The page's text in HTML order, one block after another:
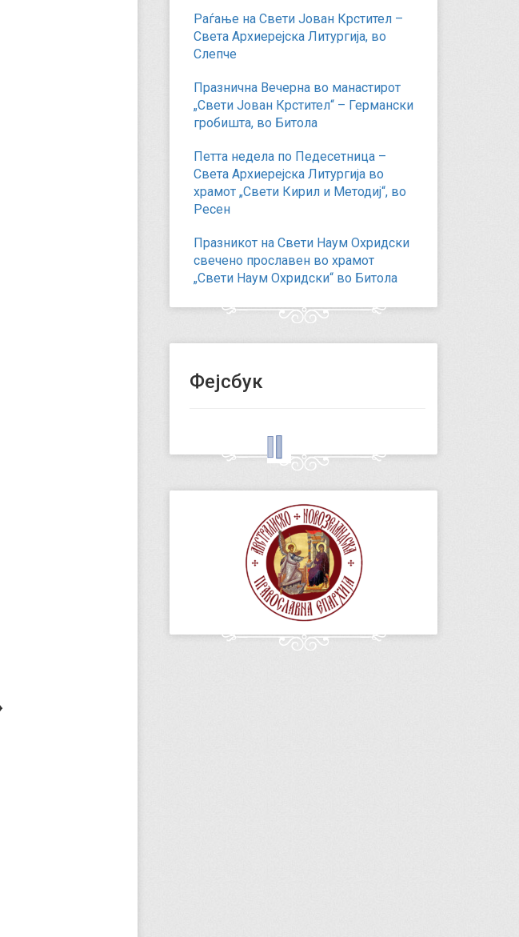
Раѓање на Свети Јован Крстител –
Света Архиерејска Литургија, во
Слепче
Празнична Вечерна во манастирот
„Свети Јован Крстител“ – Германски
гробишта, во Битола
Петта недела по Педесетница –
Света Архиерејска Литургија во
храмот „Свети Кирил и Методиј“, во
Ресен
Празникот на Свети Наум Охридски
свечено прославен во храмот
„Свети Наум Охридски“ во Битола
Фејсбук